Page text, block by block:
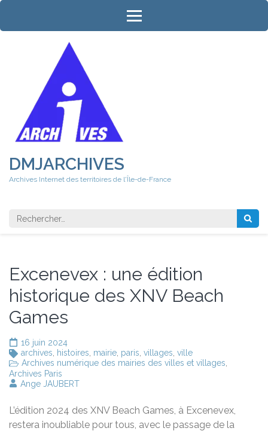
Aller
contenu
DMJARCHIVES
Archives Internet des territoires de l'Île-de-France
Rechercher
Excenevex : une édition
historique des XNV Beach
Games
16 juin 2024
archives
histoires mairie paris villages ville
Archives numérique des mairies des villes et villages
Archives Paris
Ange JAUBERT
L’édition 2024 des XNV Beach Games, à Excenevex,
restera inoubliable pour tous, avec le passage de la